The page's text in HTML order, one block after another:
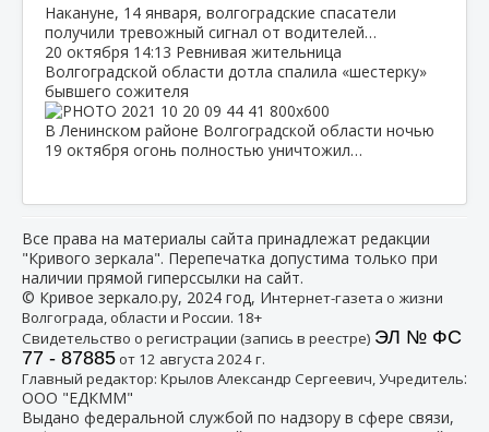
Накануне, 14 января, волгоградские спасатели
получили тревожный сигнал от водителей…
20 октября 14:13 Ревнивая жительница
Волгоградской области дотла спалила «шестерку»
бывшего сожителя
В Ленинском районе Волгоградской области ночью
19 октября огонь полностью уничтожил…
Все права на материалы сайта принадлежат редакции
"Кривого зеркала". Перепечатка допустима только при
наличии прямой гиперссылки на сайт.
© Кривое зеркало.ру, 2024 год, Интернет-газета о жизни
Волгограда, области и России. 18+
Свидетельство о регистрации (запись в реестре) ЭЛ № ФС
77 - 87885от 12 августа 2024 г.
Главный редактор: Крылов Александр Сергеевич, Учредитель:
ООО "ЕДКММ"
Выдано федеральной службой по надзору в сфере связи,